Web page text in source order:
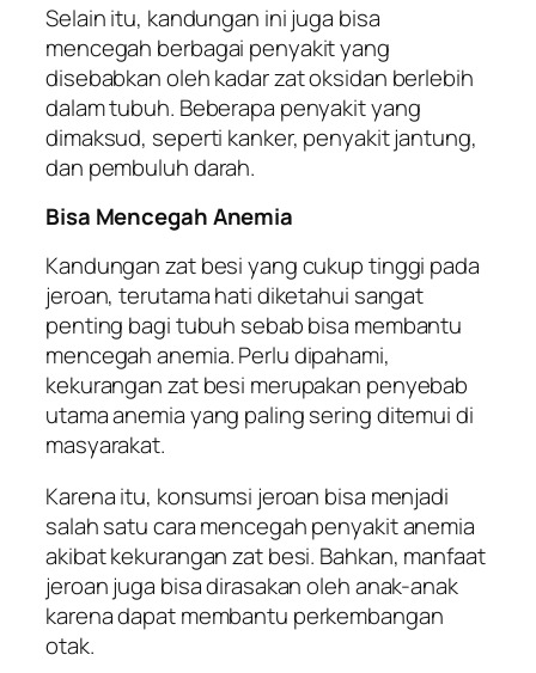
Selain itu, kandungan ini juga bisa
mencegah berbagai penyakit yang
disebabkan oleh kadar zat oksidan berlebih
dalam tubuh. Beberapa penyakit yang
dimaksud, seperti kanker, penyakit jantung,
dan pembuluh darah.
Bisa Mencegah Anemia
Kandungan zat besi yang cukup tinggi pada
jeroan, terutama hati diketahui sangat
penting bagi tubuh sebab bisa membantu
mencegah anemia. Perlu dipahami,
kekurangan zat besi merupakan penyebab
utama anemia yang paling sering ditemui di
masyarakat.
Karena itu, konsumsi jeroan bisa menjadi
salah satu cara mencegah penyakit anemia
akibat kekurangan zat besi. Bahkan, manfaat
jeroan juga bisa dirasakan oleh anak-anak
karena dapat membantu perkembangan
otak.